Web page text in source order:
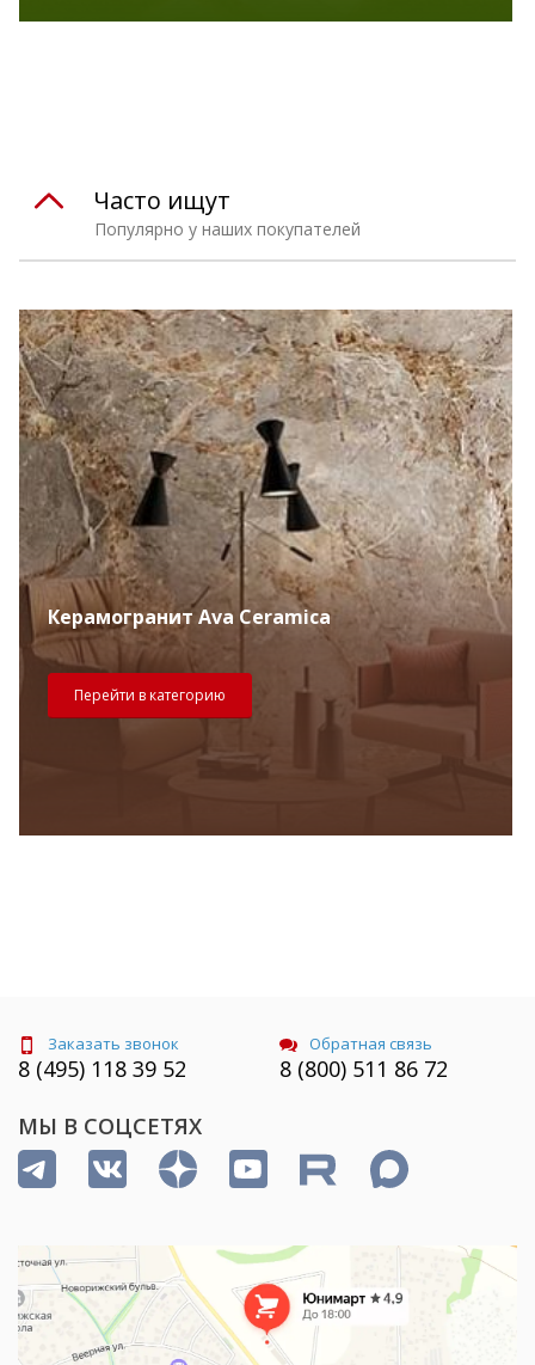
Популярно у наших покупателей
Часто ищут
Керамогранит Ava Ceramica
Перейти в категорию
Заказать звонок
8 (495) 118 39 52
Обратная связь
8 (800) 511 86 72
МЫ В СОЦСЕТЯХ